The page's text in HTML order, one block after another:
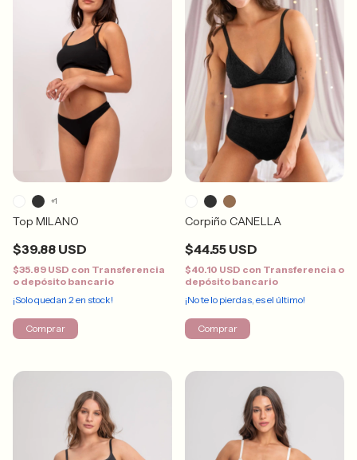
Top MILANO
$39.88 USD
$35.89 USD con Transferencia
o depósito bancario
¡Solo quedan 2en stock!
+1
Comprar
Corpiño CANELLA
$44.55 USD
$40.10 USD con Transferencia o
depósito bancario
¡No te lo pierdas, es el último!
Comprar